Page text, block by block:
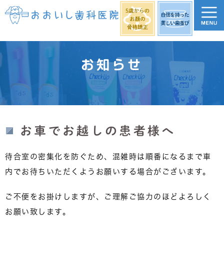
お知らせ
お車でお越しの患者様へ
待合室の密集化を防ぐため、混雑時は順番になるまで車
内でお待ちいただくようお願いする場合がございます。
ご不便をお掛けしますが、ご理解ご協力のほどよろしく
お願い致します。